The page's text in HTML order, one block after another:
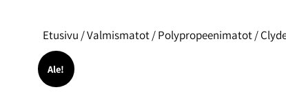
Etusivu /Valmismatot/Polypropeenimatot/
Ale!